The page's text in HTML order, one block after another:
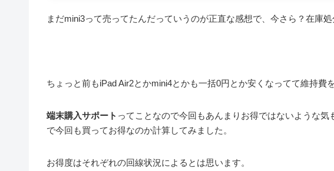
まだmini3って売ってたんだっていうのが正直な感想で、今さら？在庫
ちょっと前もiPad Air2とかmini4とかも一括0円とか安くなってて維持費
端末購入サポート ってことなので今回もあんまりお得ではないような
で今回も買ってお得なのか計算してみました。
お得度はそれぞれの回線状況によるとは思います。